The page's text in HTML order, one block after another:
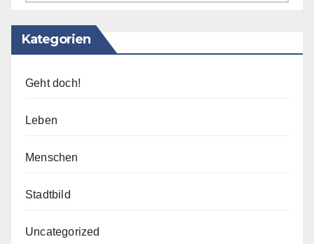
Kategorien
Geht doch!
Leben
Menschen
Stadtbild
Uncategorized